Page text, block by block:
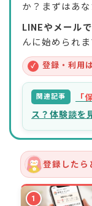
🟡 タイプB
🔵 タイプC
い」
🔴 タイプD
転職先を選
【保育士の
ング園など
Kさん（正
立）
フリーラン
保育士資格
か？まずはあ
LINEやメール
んに始められま
✓ 登録・利用
関連記事 「
ス？体験談を
登録したら
1